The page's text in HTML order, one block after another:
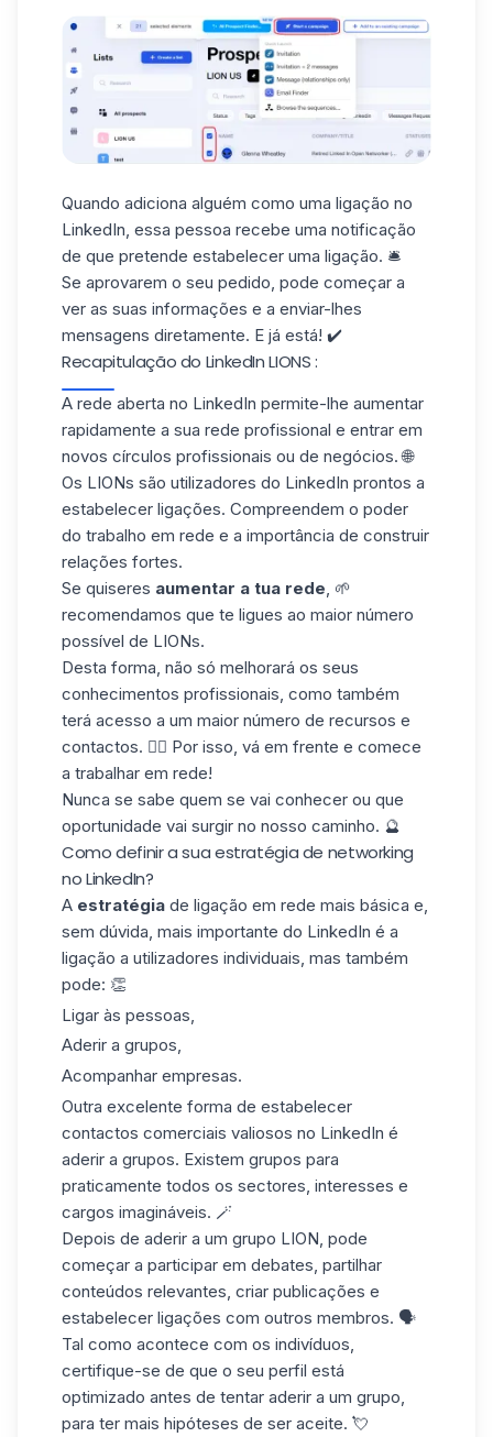
Quando adiciona alguém como uma ligação no
LinkedIn, essa pessoa recebe uma notificação
de que pretende estabelecer uma ligação. 🛎️
Se aprovarem o seu pedido , pode começar a
ver as suas informações e a enviar-lhes
mensagens diretamente. E já está! ✔️
Recapitulação do LinkedIn LIONS :
A rede aberta no LinkedIn permite-lhe aumentar
rapidamente a sua rede profissional e entrar em
novos círculos profissionais ou de negócios. 🌐
Os LIONs são utilizadores do LinkedIn prontos a
estabelecer ligações. Compreendem o poder
do trabalho em rede e a importância de construir
relações fortes.
Se quiseres aumentar a tua rede , 🌱
recomendamos que te ligues ao maior número
possível de LIONs.
Desta forma, não só melhorará os seus
conhecimentos profissionais , como também
terá acesso a um maior número de recursos e
contactos. 🏊‍♂️ Por isso, vá em frente e comece
a trabalhar em rede!
Nunca se sabe quem se vai conhecer ou que
oportunidade vai surgir no nosso caminho. 🔮
Como definir a sua estratégia de networking
no LinkedIn?
A estratégia de ligação em rede mais básica e,
sem dúvida, mais importante do LinkedIn é a
ligação a utilizadores individuais, mas também
pode: 👏
Ligar às pessoas,
Aderir a grupos,
Acompanhar empresas.
Outra excelente forma de estabelecer
contactos comerciais valiosos no LinkedIn é
aderir a grupos. Existem grupos para
praticamente todos os sectores, interesses e
cargos imagináveis. 🪄
Depois de aderir a um grupo LION, pode
começar a participar em debates, partilhar
conteúdos relevantes, criar publicações e
estabelecer ligações com outros membros. 🗣️
Tal como acontece com os indivíduos,
certifique-se de que o seu perfil está
optimizado antes de tentar aderir a um grupo,
para ter mais hipóteses de ser aceite. 💘